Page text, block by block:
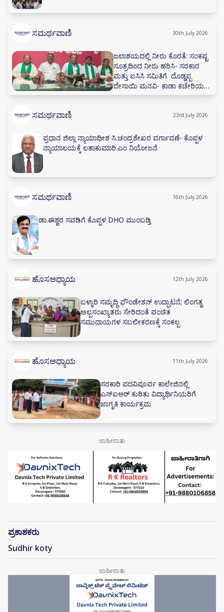
ಸಮರ್ಥವಾಣಿ 30th July 2026
ಜಲಾಶಯದಲ್ಲಿ ನೀರು ಕೊರತೆ: ಸಂಕಷ್ಟ
ಸೂತ್ರದಿಂದ ನೀರು ಹರಿಸಿ- ಸರಕಾರ
ಮತ್ತು ಐಸಿಸಿ ಸಮಿತಿಗೆ ದೊಡ್ಡಪ್ಪ
ದೇಸಾಯಿ ಮನವಿ- ಕಾಡಾ ಕಚೇರಿಯಲ್ಲಿ
ನೀರಾವರಿ ಸಲಹಾ ಸಮಿತಿ ಸಭೆ ನಡೆಸಲು
ಸಮರ್ಥವಾಣಿ 23rd July 2026
ಪ್ರಧಾನ ಜಿಲ್ಲಾ ನ್ಯಾಯಾಧೀಶ ಸಿ.ಚಂದ್ರಶೇಖರ ವರ್ಗಾವಣೆ- ಕೊಪ್ಪಳ
ನ್ಯಾಯಾಲಯಕ್ಕೆ ಲತಾಕುಮಾರಿ.ಎಂ ನಿಯೋಜನೆ
ಸಮರ್ಥವಾಣಿ 16th July 2026
ಡಾ.ಈಶ್ವರ ಸವಡಿಗೆ ಕೊಪ್ಪಳ DHO ಮುಂಬಡ್ತಿ
ಹೊಸಅಧ್ಯಾಯ 12th July 2026
ಬಳ್ಳಾರಿ ಸಮೃದ್ಧಿ ಫೌಂಡೇಶನ್ ಉದ್ಘಾಟನೆ; ಲಿಂಗತ್ವ
ಅಲ್ಪಸಂಖ್ಯಾತರು ಸೇರಿದಂತೆ ವಂಚಿತ
ಸಮುದಾಯಗಳ ಸಬಲೀಕರಣಕ್ಕೆ ಸಂಕಲ್ಪ
ಹೊಸಅಧ್ಯಾಯ 11th July 2026
ಸರಕಾರಿ ಪದವಿಪೂರ್ವ ಕಾಲೇಜಿನಲ್ಲಿ
ಎಸ್‌ಐಆರ್ ಕುರಿತು ವಿದ್ಯಾರ್ಥಿನಿಯರಿಗೆ
ಜಾಗೃತಿ ಕಾರ್ಯಕ್ರಮ
ಪ್ರಕಾಶಕರು
Sudhir koty